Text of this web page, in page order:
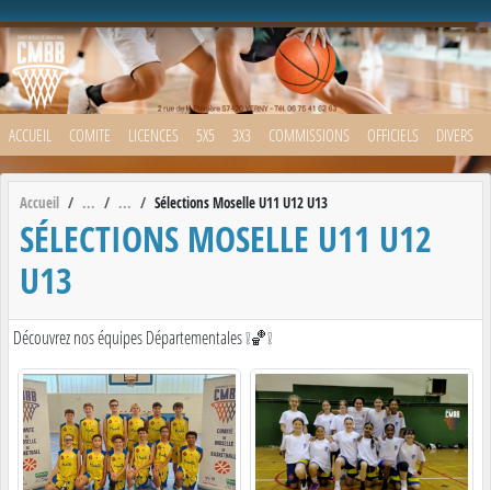
ACCUEIL COMITE LICENCES 5X5 3X3 COMMISSIONS OFFICIELS DIVERS
Accueil Sélections Moselle U11 U12 U13
SÉLECTIONS MOSELLE U11 U12
U13
Découvrez nos équipes Départementales ❕🏀❕